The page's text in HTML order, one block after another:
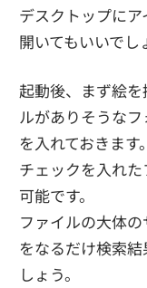
デスクトップに
開いてもいいでし
起動後、まず絵
ルがありそうな
を入れておきます。
チェックを入れ
可能です。
ファイルの大体
をなるだけ検索
しょう。